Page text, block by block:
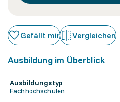
Gefällt mir Vergleichen
Ausbildung im Überblick
Ausbildungstyp
Fachhochschulen